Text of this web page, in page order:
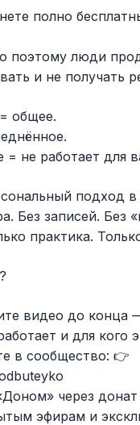
полно
поэтому люди
и не получать
общее.
= не работает для
подход в
Без записей. Без
практика.
видео до конца
и для кого
в сообщество: 👉
через
эфирам и